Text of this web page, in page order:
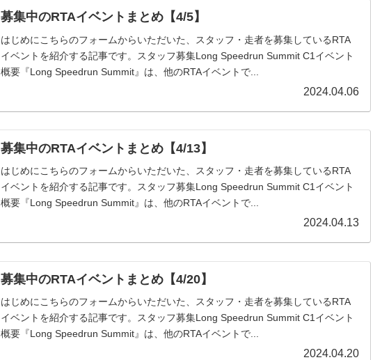
募集中のRTAイベントまとめ【4/5】
はじめにこちらのフォームからいただいた、スタッフ・走者を募集しているRTA
イベントを紹介する記事です。スタッフ募集Long Speedrun Summit C1イベント
概要『Long Speedrun Summit』は、他のRTAイベントで...
2024.04.06
募集中のRTAイベントまとめ【4/13】
はじめにこちらのフォームからいただいた、スタッフ・走者を募集しているRTA
イベントを紹介する記事です。スタッフ募集Long Speedrun Summit C1イベント
概要『Long Speedrun Summit』は、他のRTAイベントで...
2024.04.13
募集中のRTAイベントまとめ【4/20】
はじめにこちらのフォームからいただいた、スタッフ・走者を募集しているRTA
イベントを紹介する記事です。スタッフ募集Long Speedrun Summit C1イベント
概要『Long Speedrun Summit』は、他のRTAイベントで...
2024.04.20